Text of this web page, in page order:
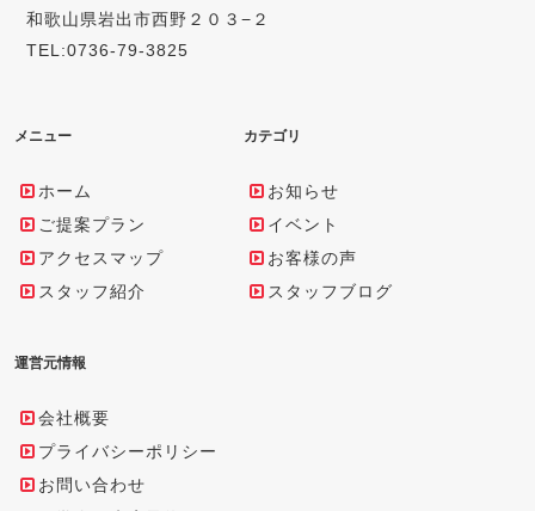
和歌山県岩出市西野２０３−２
TEL:0736-79-3825
メニュー
ホーム
ご提案プラン
アクセスマップ
スタッフ紹介
カテゴリ
お知らせ
イベント
お客様の声
スタッフブログ
運営元情報
会社概要
プライバシーポリシー
お問い合わせ